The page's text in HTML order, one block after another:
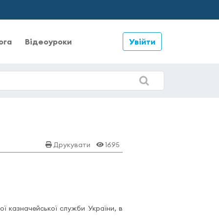
Відеоуроки Увійти
Друкувати 1695
служби України, в